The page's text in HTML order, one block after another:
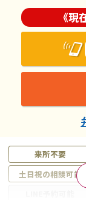
来所不要
土日祝の相談可能
《現